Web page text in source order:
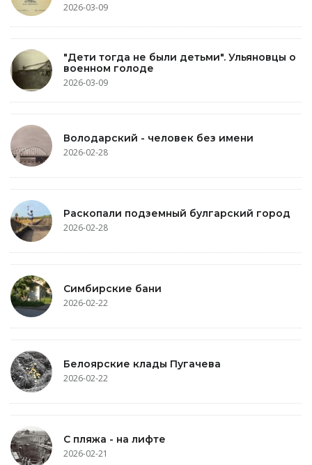
2026-03-09
"Дети тогда не были детьми". Ульяновцы о
военном голоде
2026-03-09
Володарский - человек без имени
2026-02-28
Раскопали подземный булгарский город
2026-02-28
Симбирские бани
2026-02-22
Белоярские клады Пугачева
2026-02-22
С пляжа - на лифте
2026-02-21